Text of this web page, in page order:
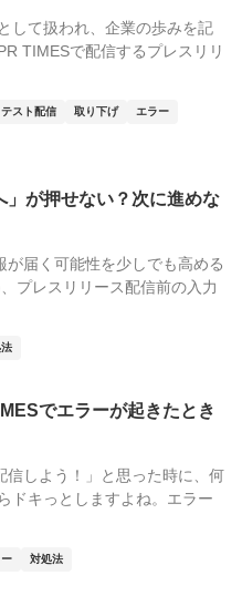
して扱われ、企業の歩みを記
TIMESで配信するプレスリリ
テスト配信 取り下げ
エラー
」が押せない？次に進めな
届く可能性を少しでも高める
プレスリリース配信前の入力
でエラーが起きたとき
信しよう！」と思った時に、何
ドキっとしますよね。エラー
対処法